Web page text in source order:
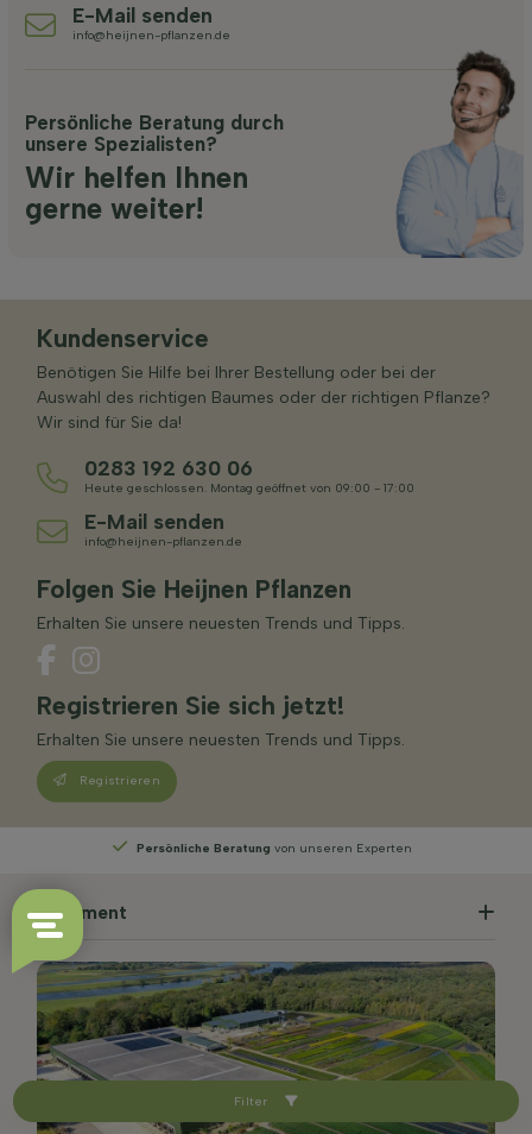
Filter
E-Mail senden
info@heijnen-pflanzen.de
Persönliche Beratung durch
unsere Spezialisten?
Wir helfen Ihnen
gerne weiter!
Kundenservice
Benötigen Sie Hilfe bei Ihrer Bestellung oder bei der
Auswahl des richtigen Baumes oder der richtigen Pflanze?
Wir sind für Sie da!
0283 192 630 06
Heute geschlossen. Montag geöffnet von 09:00 - 17:00
E-Mail senden
info@heijnen-pflanzen.de
Folgen Sie Heijnen Pflanzen
Erhalten Sie unsere neuesten Trends und Tipps.
Registrieren Sie sich jetzt!
Erhalten Sie unsere neuesten Trends und Tipps.
Registrieren
WählenSie Ihre Lieferwoche
Sortiment